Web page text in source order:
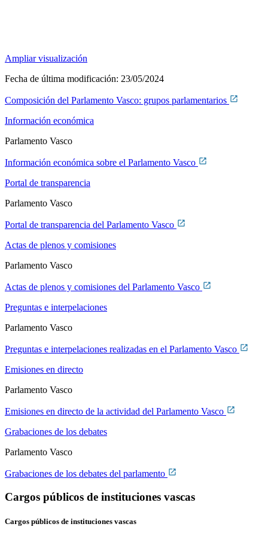
Ampliar visualización
Fecha de última modificación: 23/05/2024
Composición del Parlamento Vasco: grupos parlamentarios
Información económica
Parlamento Vasco
Información económica sobre el Parlamento Vasco
Portal de transparencia
Parlamento Vasco
Portal de transparencia del Parlamento Vasco
Actas de plenos y comisiones
Parlamento Vasco
Actas de plenos y comisiones del Parlamento Vasco
Preguntas e interpelaciones
Parlamento Vasco
Preguntas e interpelaciones realizadas en el Parlamento Vasco
Emisiones en directo
Parlamento Vasco
Emisiones en directo de la actividad del Parlamento Vasco
Grabaciones de los debates
Parlamento Vasco
Grabaciones de los debates del parlamento
Cargos públicos de instituciones vascas
Cargos públicos de instituciones vascas